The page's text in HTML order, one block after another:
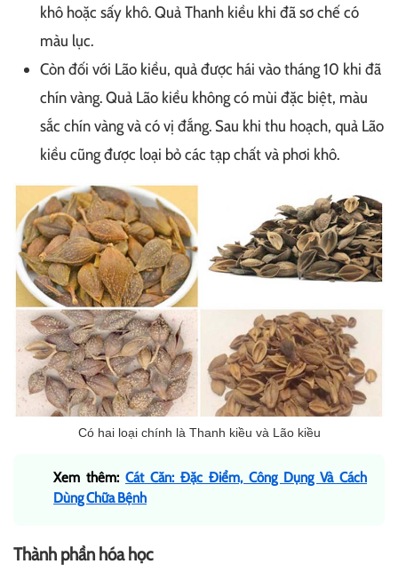
khô hoặc sấy khô. Quả Thanh kiều khi đã sơ chế có
màu lục.
Còn đối với Lão kiều, quả được hái vào tháng 10 khi đã
chín vàng. Quả Lão kiều không có mùi đặc biệt, màu
sắc chín vàng và có vị đắng. Sau khi thu hoạch, quả Lão
kiều cũng được loại bỏ các tạp chất và phơi khô.
Có hai loại chính là Thanh kiều và Lão kiều
Xem thêm: Cát Căn: Đặc Điểm, Công Dụng Và Cách
Dùng Chữa Bệnh
Thành phần hóa học